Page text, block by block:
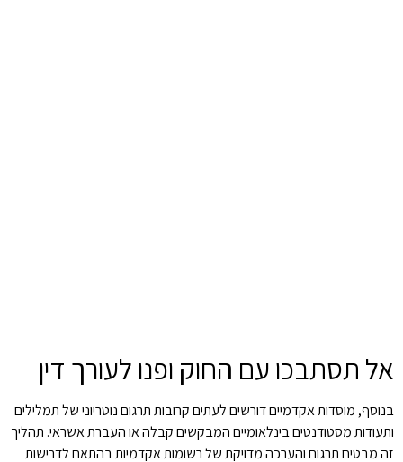
אל תסתבכועם החוק ופנולעורך דין
בנוסף, מוסדות אקדמיים דורשים לעתים קרובות תרגום נוטריוני של תמלילים
ותעודות מסטודנטים בינלאומיים המבקשים קבלה או העברת אשראי. תהליך
זה מבטיח תרגום והערכה מדויקת של רשומות אקדמיות בהתאם לדרישות